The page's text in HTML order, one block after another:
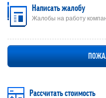
Написать жалобу
Жалобы на работу
Рассчитать стоимость